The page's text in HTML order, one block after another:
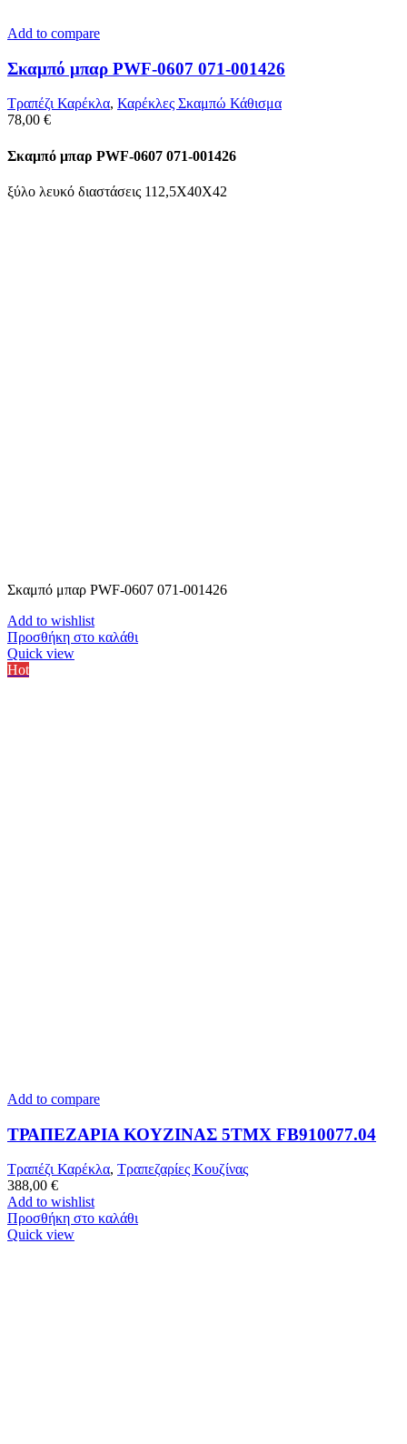
Add to compare
Σκαμπό μπαρ PWF-0607 071-001426
Τραπέζι Καρέκλα, Καρέκλες Σκαμπώ Κάθισμα
78,00 €
Σκαμπό μπαρ PWF-0607 071-001426
ξύλο λευκό διαστάσεις 112,5Χ40Χ42
Σκαμπό μπαρ PWF-0607 071-001426
Add to wishlist
Προσθήκη στο καλάθι
Quick view
Hot
Add to compare
ΤΡΑΠΕΖΑΡΙΑ ΚΟΥΖΙΝΑΣ 5ΤΜΧ FB910077.04
Τραπέζι Καρέκλα, Τραπεζαρίες Κουζίνας
388,00 €
Add to wishlist
Προσθήκη στο καλάθι
Quick view